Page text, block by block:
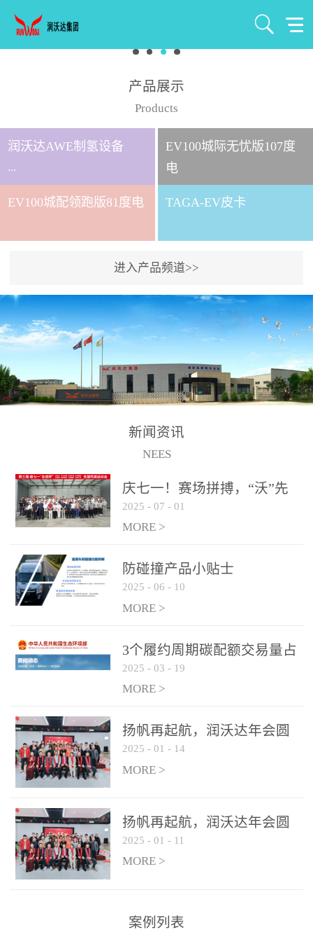
产品展示
Products
润沃达AWE制氢设备
...
司成立于2021年7月，注册
资金1000万元，是北京润
司。 公司主要从事氢气
制、储、加、用的相关技
术、产品的研发、销售及
道路货物运输业务。设备
的生产制造由位于连云港
的江苏润沃达环境科技有
限公司承担。 以下设备
为润沃达AWE制氢设备系
子、化工、冶金、建材等
行业的制氢 / 制氧设备，
纯化后可达到99.999%氢气
用需求。 气液
分离系统
纯化系统
控制系统
EV100城际无忧版107度
电
EV100城配领跑版81度电 TAGA-EV皮卡
进入产品频道>>
新闻资讯
NEES
庆七一！赛场拼搏，“沃”先
行！
2025 - 07 - 01
MORE >
防碰撞产品小贴士
2025 - 06 - 10
MORE >
3个履约周期碳配额交易量占
全国1/4 山东省碳排放强度持
续降低
2025 - 03 - 19
MORE >
扬帆再起航，润沃达年会圆
满结束！
2025 - 01 - 14
MORE >
扬帆再起航，润沃达年会圆
满结束！
2025 - 01 - 11
MORE >
案例列表